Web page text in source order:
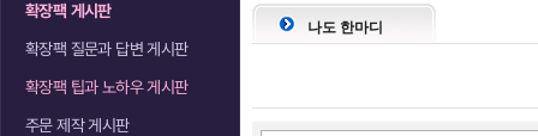
확장팩 게시판
확장팩 질문과 답변 게시판
확장팩 팁과 노하우 게시판
주문 제작 게시판
나도 한마디